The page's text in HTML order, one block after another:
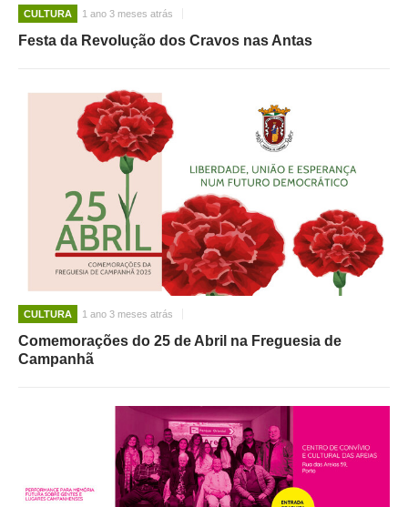
CULTURA 1 ano 3 meses atrás
Festa da Revolução dos Cravos nas Antas
CULTURA 1 ano 3 meses atrás
Comemorações do 25 de Abril na Freguesia de
Campanhã